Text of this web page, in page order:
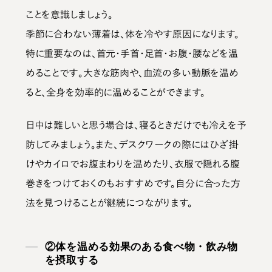
ことを意識しましょう。
季節に合わない薄着は、体を冷やす原因になります。
特に重要なのは、首元・手首・足首・お腹・腰などを温
めることです。大きな筋肉や、血流の多い動脈を温め
ると、全身を効率的に温めることができます。
日中は難しいと思う場合は、寝るときだけでも冷えを予
防してみましょう。また、デスクワークの際にはひざ掛
けやカイロでお腹まわりを温めたり、衣服で隠れる腹
巻きをつけておくのもおすすめです。自分に合った方
法を見つけることが継続につながります。
②体を温める効果のある食べ物・飲み物
を摂取する